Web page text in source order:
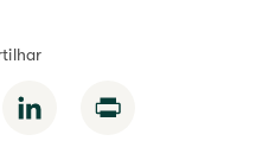
LinkedIn